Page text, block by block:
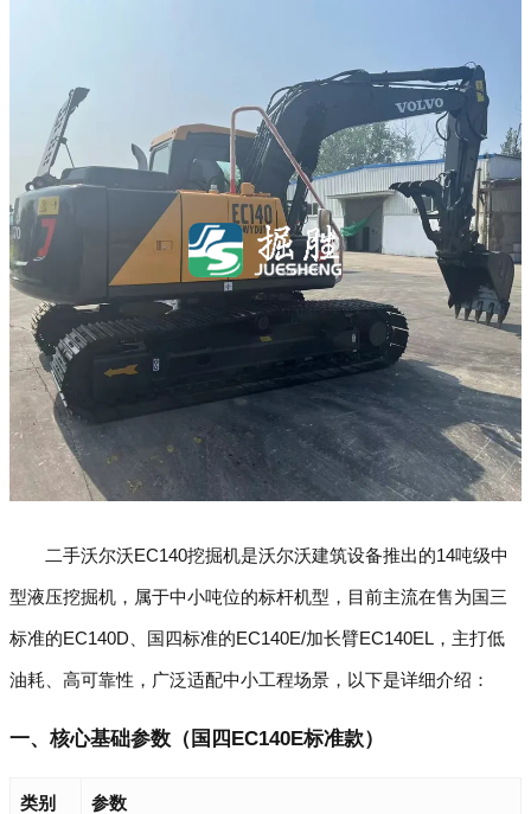
二手沃尔沃EC140挖掘机是沃尔沃建筑设备推出的14吨级中
型液压挖掘机，属于中小吨位的标杆机型，目前主流在售为国三
标准的EC140D、国四标准的EC140E/加长臂EC140EL，主打低
油耗、高可靠性，广泛适配中小工程场景，以下是详细介绍：
一、核心基础参数（国四EC140E标准款）
类别 参数